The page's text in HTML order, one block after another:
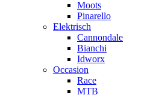
Moots
Pinarello
Elektrisch
Cannondale
Bianchi
Idworx
Occasion
Race
MTB